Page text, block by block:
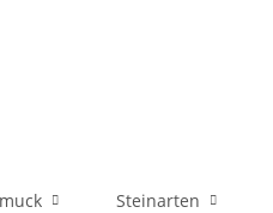
Steinarten